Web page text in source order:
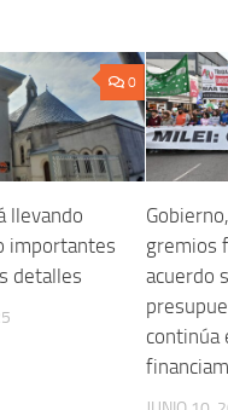
0
llevando
importantes
detalles
gremios
acuerdo
continúa